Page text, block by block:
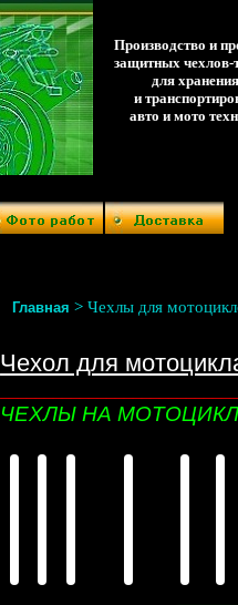
Производство и
защитных чехлов-
для хранения
и
авто и мото
Главная > Чехлы для
Чехол для
ЧЕХЛЫ НА